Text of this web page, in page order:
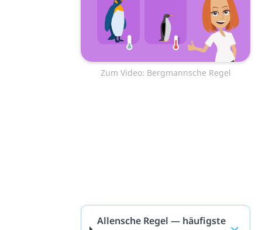
Zum Video: Bergmannsche Regel
Allensche Regel — häufigste